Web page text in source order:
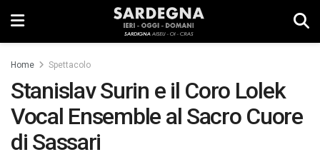
Home Spettacolo
Stanislav Surin e il Coro Lolek
Vocal Ensemble al Sacro Cuore
di Sassari